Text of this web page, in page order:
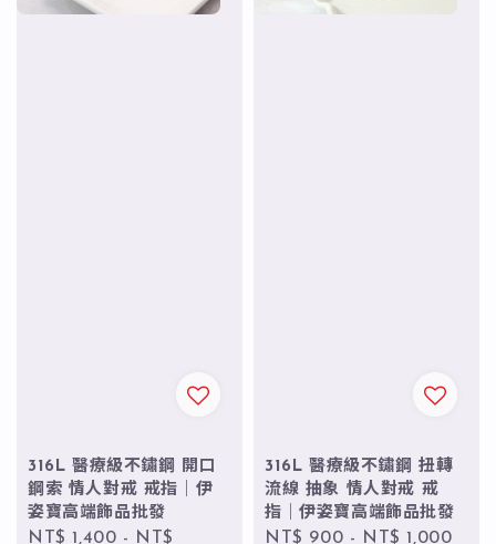
316L 醫療級不鏽鋼 開口
鋼索 情人對戒 戒指｜伊
姿寶高端飾品批發
Regular
NT$ 1,400 -
NT$
316L 醫療級不鏽鋼 扭轉
流線 抽象 情人對戒 戒
指｜伊姿寶高端飾品批發
Regular
NT$ 900 - NT$ 1,000